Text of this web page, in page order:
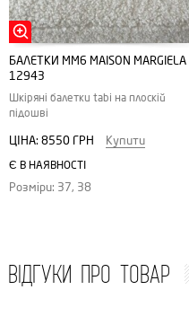
БАЛЕТКИ MM6 MAISON MARGIELA
12943
Шкіряні балетки tabi на плоскій
підошві
ЦІНА: 8550 ГРН Купити
Є В НАЯВНОСТІ
Розміри: 37, 38
ВІДГУКИ ПРО ТОВАР